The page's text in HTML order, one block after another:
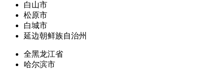
白山市
松原市
白城市
延边朝鲜族自治州
全黑龙江省
哈尔滨市